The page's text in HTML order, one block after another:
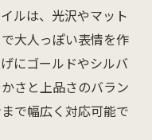
感で差がつく仕上
ークネイルのデザ
を引き出す配色テ
ルは、光沢やマット
大人っぽい表情を作
にゴールドやシルバ
さと上品さのバラン
で幅広く対応可能で